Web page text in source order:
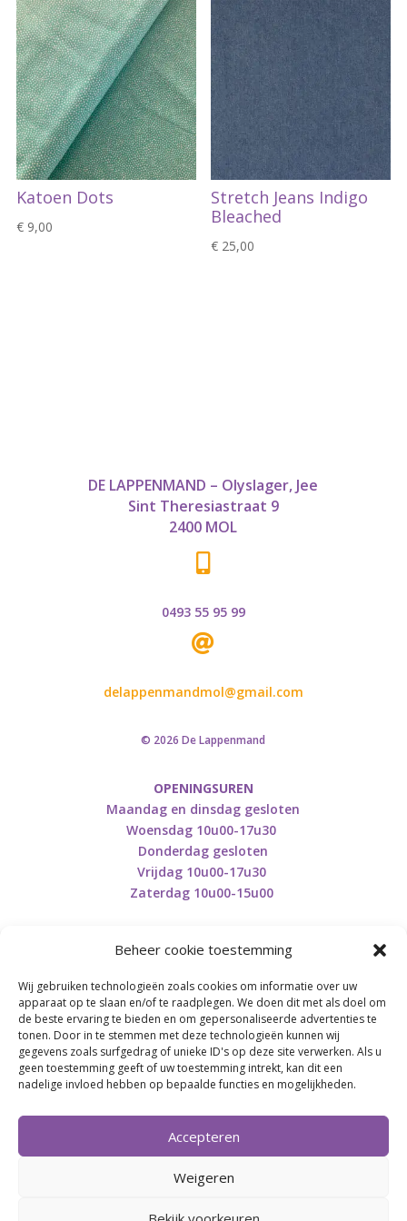
Beheer cookie toestemming
Wij gebruiken technologieën zoals cookies om informatie over uw
apparaat op te slaan en/of te raadplegen. We doen dit met als doel om
de beste ervaring te bieden en om gepersonaliseerde advertenties te
tonen. Door in te stemmen met deze technologieën kunnen wij
gegevens zoals surfgedrag of unieke ID's op deze site verwerken. Als u
geen toestemming geeft of uw toestemming intrekt, kan dit een
nadelige invloed hebben op bepaalde functies en mogelijkheden.
Accepteren
Weigeren
€ 5,99.€ 2,00.
Katoen Dots
€9,00
Stretch Jeans Indigo
Bleached
€ 25,00
DE LAPPENMAND – Olyslager, Jee
Sint Theresiastraat 9
2400 MOL

0493 55 95 99

delappenmandmol@gmail.com
© 2026 De Lappenmand
OPENINGSUREN
Maandag en dinsdag gesloten
Woensdag 10u00-17u30
Donderdag gesloten
Vrijdag 10u00-17u30
Zaterdag 10u00-15u00
Retourneren en herroepen
BE0746.853.082
BREI- EN HAAK-ATELJEE
Momenteel on hold wegens medische reden.
Heropstart september.